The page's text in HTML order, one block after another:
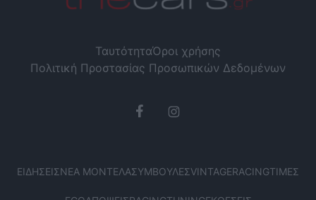
ΤαυτότηταΌροι χρήσης
Πολιτική Προστασίας Προσωπικών Δεδομένων
ΕΙΔΉΣΕΙΣΝΈΑ ΜΟΝΤΈΛΑΣΥΜΒΟΥΛΈΣVINTAGERACINGΤΙΜΈΣ